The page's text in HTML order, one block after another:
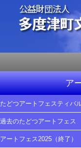
ア
たどつアートフェスティバ
過去のたどつアートフェス
アートフェス2025（終了）